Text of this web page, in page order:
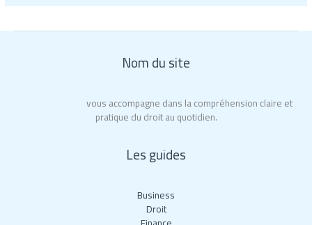
Nom du site
vous accompagne dans la compréhension claire et
pratique du droit au quotidien.
Les guides
Business
Droit